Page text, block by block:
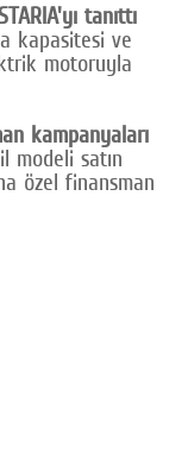
tanıttı
kapasitesi ve
motoruyla
kampanyaları
modeli satın
özel finansman